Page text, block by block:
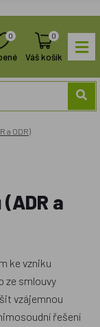
0 0
Váš košík
a ODR)
a
ke vzniku
ze smlouvy
vzájemnou
řešení